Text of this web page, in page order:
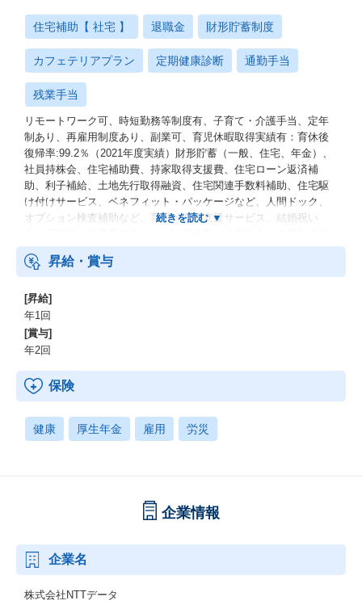
住宅補助【 社宅 】 退職金 財形貯蓄制度
カフェテリアプラン 定期健康診断 通勤手当
残業手当
リモートワーク可、時短勤務等制度有、子育て・介護手当、定年
制あり、再雇用制度あり、副業可、育児休暇取得実績有：育休後
復帰率:99.2％（2021年度実績）財形貯蓄（一般、住宅、年金）、
社員持株会、住宅補助費、持家取得支援費、住宅ローン返済補
助、利子補給、土地先行取得融資、住宅関連手数料補助、住宅駆
け付けサービス、ベネフィット・パッケージなど、人間ドック、
オプション検査補助など、育児・介護支援サービス、結婚祝い
金、確定拠出年金）、電気通信共済会(個人年金、遺児育英基金)
昇給・賞与
[昇給]
年1回
[賞与]
年2回
保険
健康 厚生年金 雇用 労災
企業情報
企業名
株式会社NTTデータ